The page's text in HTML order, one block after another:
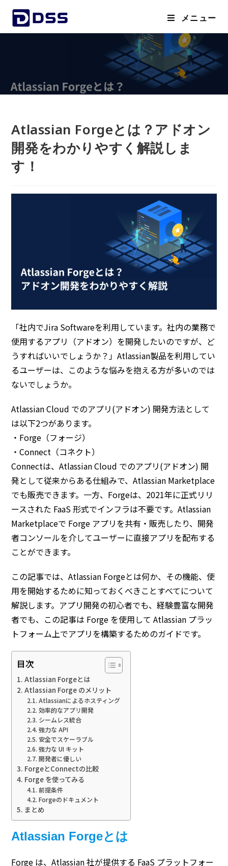
メニュー
Atlassian Forgeとは？アドオン
開発をわかりやすく解説しま
す！
「社内でJira Softwareを利用しています。社内の業務で
使用するアプリ（アドオン）を開発したいのですが、ど
うすればいいでしょうか？」Atlassian製品を利用してい
るユーザーは、このような悩みを抱える方が多いのでは
ないでしょうか。
Atlassian Cloud でのアプリ(アドオン) 開発方法として
は以下2つがあります。
・Forge（フォージ）
・Connect（コネクト）
Connectは、Atlassian Cloud でのアプリ(アドオン) 開
発として従来からある仕組みで、Atlassian Marketplace
でも販売できます。一方、Forgeは、2021年に正式リリ
ースされた FaaS 形式でインフラは不要です。Atlassian
Marketplaceで Forge アプリを共有・販売したり、開発
者コンソールを介してユーザーに直接アプリを配布する
ことができます。
この記事では、Atlassian Forgeとは何か、その機能、使
用を開始するために知っておくべきことすべてについて
解説します。アプリ開発の初心者でも、経験豊富な開発
者でも、この記事は Forge を使用して Atlassian プラッ
トフォーム上でアプリを構築するためのガイドです。
目次
Atlassian Forgeとは
Atlassian Forge のメリット
Atlassianによるホスティング
効率的なアプリ開発
シームレス統合
強力な API
安全でスケーラブル
強力な UI キット
開発者に優しい
ForgeとConnectの比較
Forge を使ってみる
前提条件
Forgeのドキュメント
まとめ
Atlassian Forgeとは
Forge は、Atlassian 社が提供する FaaS プラットフォー